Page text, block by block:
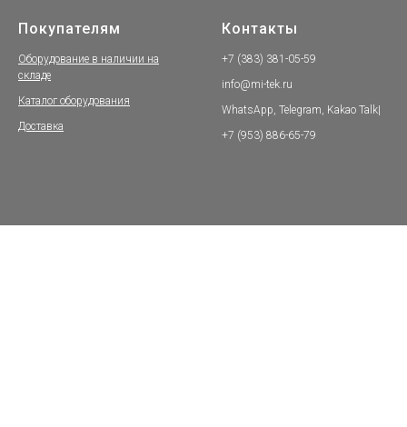
Покупателям
Оборудование в наличии на
складе
Каталог оборудования
Доставка
Контакты
+7 (383) 381-05-59
info@mi-tek.ru
WhatsApp, Telegram, Kakao Talk|
+7 (953) 886-65-79